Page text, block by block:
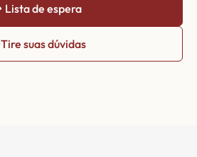
Lista de espera
Tire suas dúvidas